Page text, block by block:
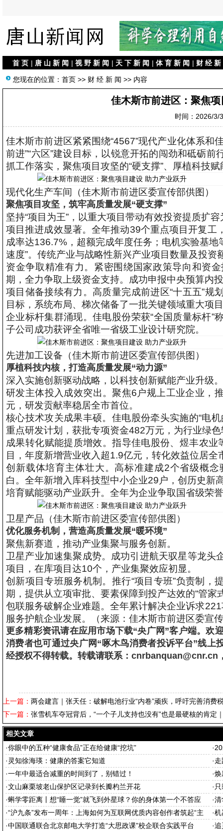
首 页 | 唐 山 新 闻 | 视 野 新 闻 | 天 下 新 闻 | 体 育 新 闻 | 财 经 新
您现在的位置： 首页 >> 财 经 新 闻 >> 内容
佳木斯市前进区：聚焦
时间：2026/3/
佳木斯市前进区紧紧围绕“4567”现代产业化体系和
前进”“六区”建设目标，以锐意开拓的闯劲和砥砺
抓工作落实，聚焦项目攻坚的“硬支撑”、厚植科技
现代化生产车间（佳木斯市前进区委宣传部供图）
聚焦项目攻坚，筑牢高质量发展“硬支撑”
坚持“项目为王”，以重大项目带动有效投资提质扩
项目推进成效显著。全年推动39个重点项目开复
成率达136.7%，超额完成年度任务；电机实验基地
速度”。传统产业与战略性新兴产业项目数量及投资
资金争取精准有力。紧密围绕国家政策导向和资
期，全力争取上级资金支持。成功申报中央预算内
项目储备接续有力。高质量完成前进区“十五五”
目标，系统布局、梯次储备了一批关键领域重大项
企业标杆集群涌现。佳电股份荣获“全国质量标杆
子公司成功获评全省唯一省级工业设计研究院。
先进加工设备（佳木斯市前进区委宣传部供图）
厚植科技内核，打造高质量发展“动力源”
深入实施创新驱动战略，以科技创新赋能产业升级。
研发主体投入成效突出。聚焦6户规上工业企业，
元，研发贡献率稳居全市首位。
核心技术攻关成果丰硕。佳电股份牵头实施的“电
重点研发计划，获批专项资金482万元，为行业绿
成果转化赋能提质增效。指导佳电股份、煜丰农
目，年度新增营业收入超1.9亿元，转化效益位居全
创新载体培育主体壮大。高标准建成2个省级概
白。全年新增入库科技型中小企业29户，创历史新
培育赋能驱动产业跃升。全年为企业争取国省级荣
卫星产品（佳木斯市前进区委宣传部供图）
优化服务机制，营造高质量发展“暖环境”
聚焦新赛道，推动产业集聚与服务创新。
卫星产业加速集聚成势。成功引进航天驭星等龙
项目，在库项目达10个，产业集聚效应初显。
创新项目专班服务机制。推行“项目专班”负责制
期，提供从立项审批、要素保障到投产达效的“管家
包联服务破解企业难题。全年累计解决企业诉求
服务护航企业发展。（来源：佳木斯市前进区委宣
更多精彩资讯请在应用市场下载“央广网”客户端。欢
消费者也可通过央广网“啄木鸟消费者投诉平台”线上
经授权不得转载。转载请联系：cnrbanquan@cnr.cn
上一篇： 两会建言｜张天任：破解电池行业“内卷”顽疾，呼吁完善消费
下一篇： 张雪机车夺冠背后，“一个子儿支持也没有”也是最硬核的肯定
相关文章
·你眼中的五种“健康食品”正在给健康“挖坑” ·
· 灵知徐海瑛：健康的答案它知道 ·
·一年中最适合减重的时间到了，别错过！ ·焕
·文山麻栗坡老山保护区记录到长瓣杓兰开花 ·
·蝌学零距离丨想“睡一觉”就飞到外星球？你的身体第一个不答应 ·清
·“沪九条”发布一周年：上海如何为互联网优质内容创作者筑起“主
场”
·机
·中国联通联合北京邮电大学打造“大思政课”校企联合实践平台 ·追